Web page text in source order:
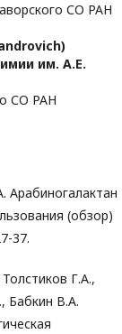
СО РАН
им. А.Е.
СО РАН
Арабиногалактан
(обзор)
37.
Г.А.,
Бабкин В.А.